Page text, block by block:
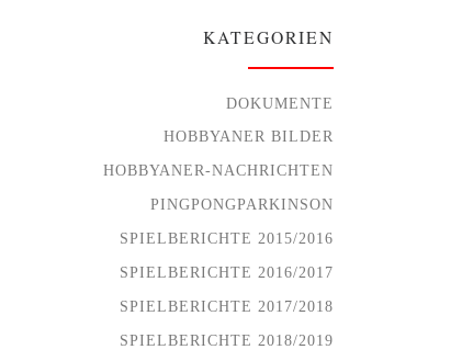
KATEGORIEN
DOKUMENTE
HOBBYANER BILDER
HOBBYANER-NACHRICHTEN
PINGPONGPARKINSON
SPIELBERICHTE 2015/2016
SPIELBERICHTE 2016/2017
SPIELBERICHTE 2017/2018
SPIELBERICHTE 2018/2019